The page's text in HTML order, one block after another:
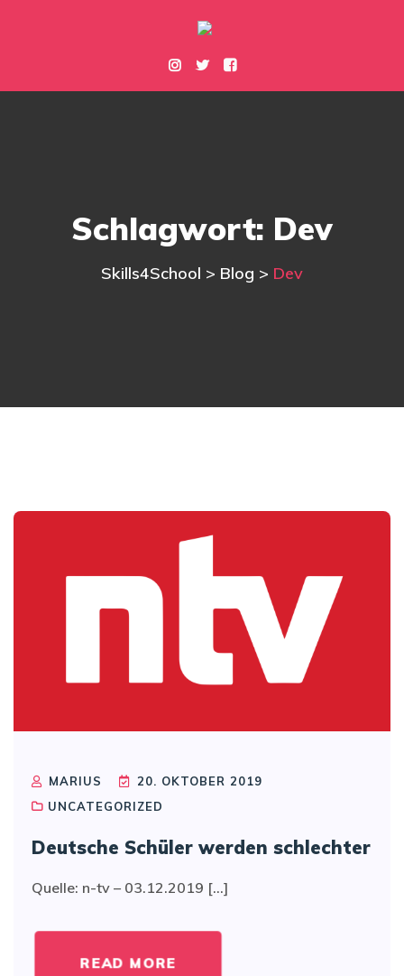
Schlagwort: Dev
Skills4School > Blog > Dev
MARIUS
20. OKTOBER 2019
UNCATEGORIZED
Deutsche Schüler werden schlechter
Quelle: n-tv – 03.12.2019 [...]
READ MORE